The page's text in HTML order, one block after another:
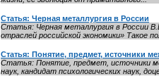
Статья: Черная металлургия в России
Статья: Черная металлургия в России
отраслей российской экономики» Такое
Статья: Понятие, предмет, источники
Статья: Понятие, предмет, источники
наук, кандидат психологических наук,